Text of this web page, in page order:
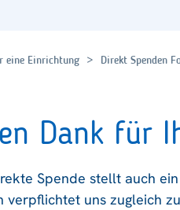
eine Einrichtung Direkt Spenden
Dank für
Spende stellt auch
verpflichtet uns zugleich